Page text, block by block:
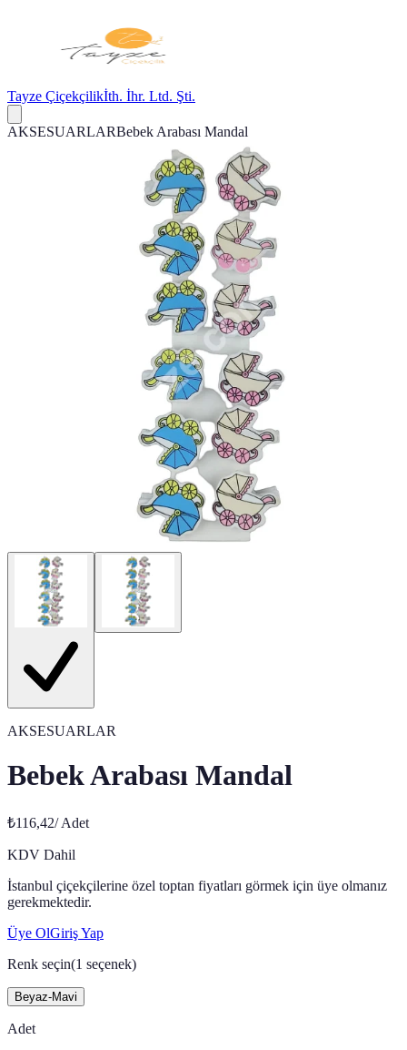
Tayze Çiçekçilikİth. İhr. Ltd. Şti.
AKSESUARLARBebek Arabası Mandal
AKSESUARLAR
Bebek Arabası Mandal
₺116,42/Adet
KDV Dahil
İstanbul çiçekçilerine özel toptan fiyatları görmek için üye olmanız
gerekmektedir.
Üye OlGiriş Yap
Renk seçin(1 seçenek)
Beyaz-Mavi
Adet